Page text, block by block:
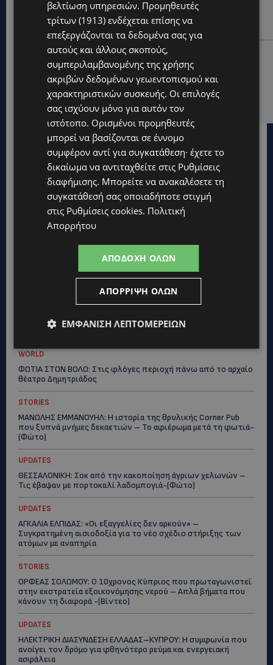
ΑΓΚΑΛΙΑ ΕΛΠΙΔΑΣ: «Οι εξαγγελίες δεν αρκούν» –
Συγκρατημένη αισιοδοξία για το νέο σχέδιο
στήριξης των ατόμων με αναπηρία
STORIES
ΟΡΦΕΑΣ ΣΟΛΩΜΟΥ: Ο 10χρονος Κύπριος που
πρωταγωνιστεί στην εκστρατεία εξοικονόμησης
νερού – Απλά βήματα που κάνουν τη διαφορά -
(Βίντεο)
Topics
WORLD
ΦΩΤΙΑ ΣΤΟΝ ΒΟΛΟ: Στις φλόγες περιοχή πάνω από το αρχαίο
θέατρο Δημητριάδος
STORIES
ΜΑΝΩΛΗΣ ΕΜΜΑΝΟΥΗΛ: Η ιστορία της θρυλικής Corner Pub
που ξυπνά μνήμες δεκαετιών – Το αφιέρωμα μετά τη φωτιά-
(Φώτο)
UPDATES
ΘΕΣΣΑΛΟΝΙΚΗ: Σοκ από την κακοποίηση άγριων χελωνών –
Τις έβαψαν με πορτοκαλί λαδομπογιά-(Φώτο)
UPDATES
ΑΓΚΑΛΙΑ ΕΛΠΙΔΑΣ: «Οι εξαγγελίες δεν αρκούν» –
Συγκρατημένη αισιοδοξία για το νέο σχέδιο στήριξης των
ατόμων με αναπηρία
STORIES
ΟΡΦΕΑΣ ΣΟΛΩΜΟΥ: Ο 10χρονος Κύπριος που πρωταγωνιστεί
στην εκστρατεία εξοικονόμησης νερού – Απλά βήματα που
κάνουν τη διαφορά -(Βίντεο)
UPDATES
ΗΛΕΚΤΡΙΚΗ ΔΙΑΣΥΝΔΕΣΗ ΕΛΛΑΔΑΣ–ΚΥΠΡΟΥ: Η συμφωνία που
ανοίγει τον δρόμο για φθηνότερο ρεύμα και ενεργειακή
ασφάλεια
βελτίωση υπηρεσιών. Προμηθευτές
τρίτων (1913) ενδέχεται επίσης να
επεξεργάζονται τα δεδομένα σας για
αυτούς και άλλους σκοπούς,
συμπεριλαμβανομένης της χρήσης
ακριβών δεδομένων γεωεντοπισμού και
χαρακτηριστικών συσκευής. Οι επιλογές
σας ισχύουν μόνο για αυτόν τον
ιστότοπο. Ορισμένοι προμηθευτές
μπορεί να βασίζονται σε έννομο
συμφέρον αντί για συγκατάθεση· έχετε το
δικαίωμα να αντιταχθείτε στις Ρυθμίσεις
διαφήμισης. Μπορείτε να ανακαλέσετε τη
συγκατάθεσή σας οποιαδήποτε στιγμή
στις Ρυθμίσεις cookies. Πολιτική
Απορρήτου
ΑΠΟΔΟΧΉ ΌΛΩΝ
ΑΠΌΡΡΙΨΗ ΌΛΩΝ
ΕΜΦΆΝΙΣΗ ΛΕΠΤΟΜΕΡΕΙΏΝ